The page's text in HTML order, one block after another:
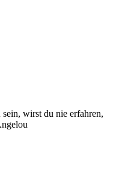
wirst du nie erfahren,